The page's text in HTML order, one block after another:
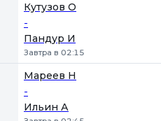
Кутузов О
-
Пандур И
Завтра в 02:15
Мареев Н
-
Ильин А